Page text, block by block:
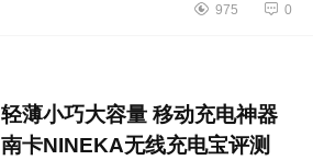
宝还是必不可少的。一根数据线加个
975 0
轻薄小巧大容量 移动充电神器
南卡NINEKA无线充电宝评测